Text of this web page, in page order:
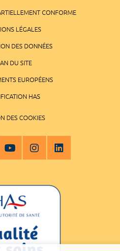
CONFORME
LÉGALES
DES DONNÉES
DU SITE
EUROPÉENS
HAS
DES COOKIES